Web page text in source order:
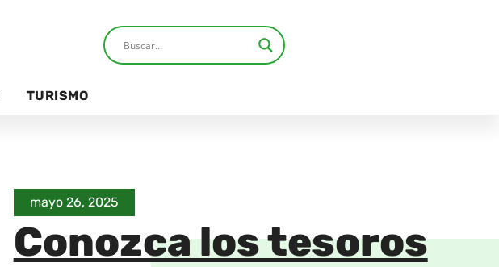
TURISMO
mayo 26, 2025
Conozca los tesoros